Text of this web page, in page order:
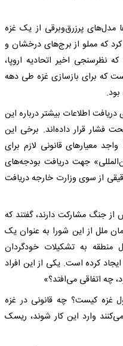
مدل‌های پرزرق‌وبرقی از یک غزه
کرد که مملو از برج‌های درخشان و
اخیر اتحادیه اروپا،
که برای بازسازی غزه طی دهه
اطلاعات بیشتر درباره این
فشار قرار داده‌اند. برخی این
معیارهای قانونی لازم برای
جهت دریافت بودجه‌های
از سوی وزارت خارجه دریافت
از جنگ مشارکت دارند، گفتند که
ملل از این شورا به عنوان یک
منطقه به تشکیلات خودگردان
کرده است. یکی از این افراد
چه اتفاقی می‌افتد؟»
غزه کیست؟ چه قانونی در غزه
وارد این کار شوند، ریسک